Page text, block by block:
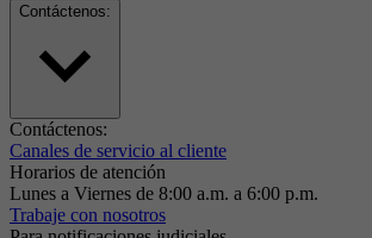
Contáctenos:
Contáctenos:
Canales de servicio al cliente
Horarios de atención
Lunes a Viernes de 8:00 a.m. a 6:00 p.m.
Trabaje con nosotros